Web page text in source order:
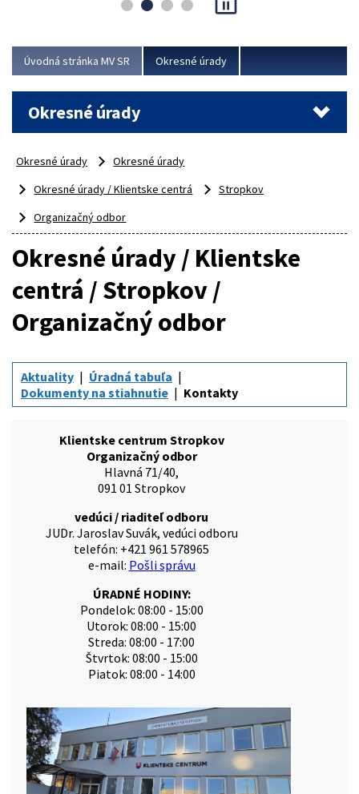
asociácie poisťovní (SLASPO) a Ministerstva vnútra SR.
Viac
Úvodná stránka MV SR Okresné úrady
Okresné úrady
Okresné úrady
Okresné úrady
Okresné úrady / Klientske centrá
Stropkov
Organizačný odbor
Okresné úrady / Klientske
centrá / Stropkov /
Organizačný odbor
Aktuality
Úradná tabuľa
Dokumenty na stiahnutie
Kontakty
Klientske centrum Stropkov
Organizačný odbor
Hlavná 71/40,
091 01 Stropkov
vedúci / riaditeľ odboru
JUDr. Jaroslav Suvák, vedúci odboru
telefón: +421 961 578965
e-mail: Pošli správu
ÚRADNÉ HODINY:
Pondelok: 08:00 - 15:00
Utorok: 08:00 - 15:00
Streda: 08:00 - 17:00
Štvrtok: 08:00 - 15:00
Piatok: 08:00 - 14:00